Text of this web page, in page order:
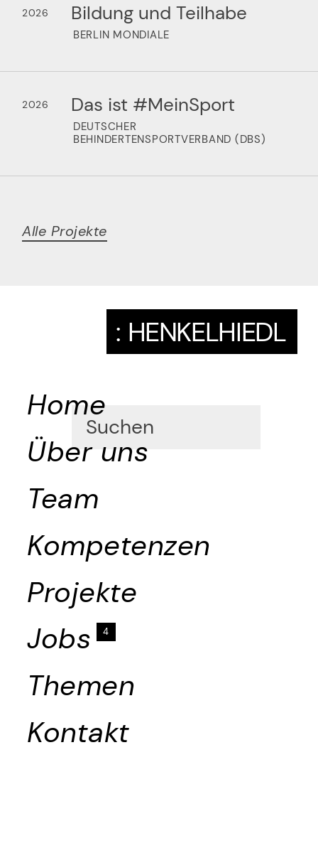
2026 Bildung und Teilhabe
BERLIN MONDIALE
2026 Das ist #MeinSport
DEUTSCHER
BEHINDERTENSPORTVERBAND (DBS)
Alle Projekte
: HENKELHIEDL
Home
Über uns
Team
Kompetenzen
Projekte
Jobs
4
Themen
Kontakt